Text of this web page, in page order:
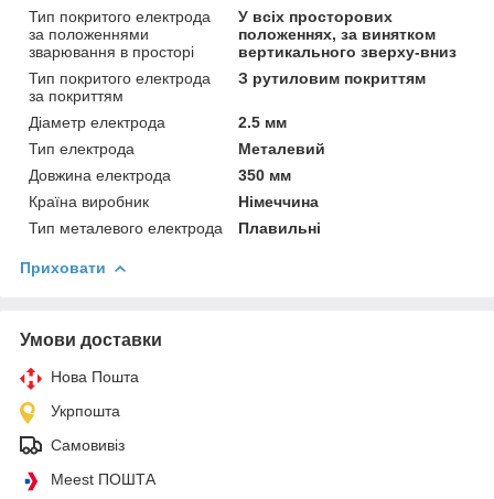
Тип покритого електрода
за положеннями
зварювання в просторі
У всіх просторових
положеннях, за винятком
вертикального зверху-вниз
Тип покритого електрода
за покриттям
З рутиловим покриттям
Діаметр електрода
2.5 мм
Тип електрода
Металевий
Довжина електрода
350 мм
Країна виробник
Німеччина
Тип металевого електрода
Плавильні
Приховати
Умови доставки
Нова Пошта
Укрпошта
Самовивіз
Meest ПОШТА